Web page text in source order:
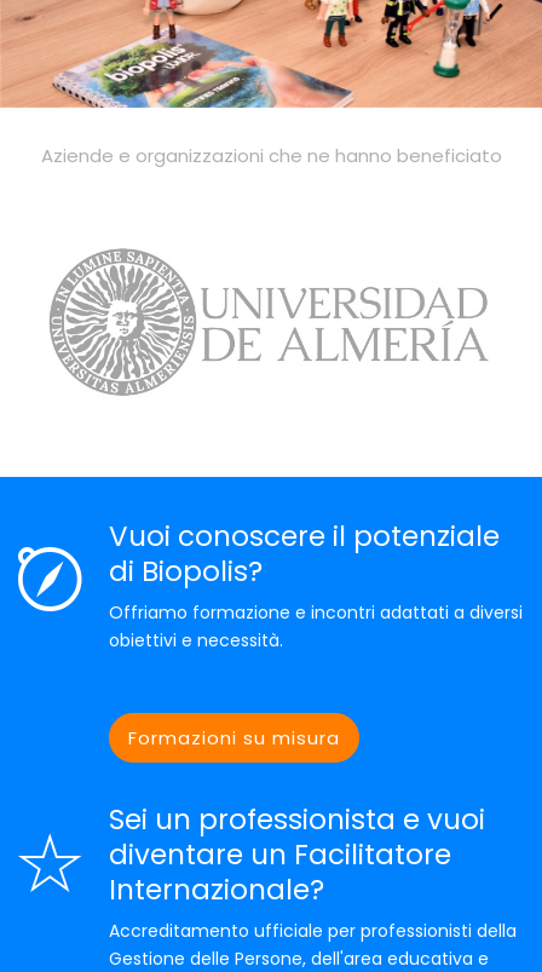
Aziende e organizzazioni che ne hanno beneficiato
Vuoi conoscere il potenziale
di Biopolis?
Offriamo formazione e incontri adattati a diversi
obiettivi e necessità.
Formazioni su misura
Sei un professionista e vuoi
diventare un Facilitatore
Internazionale?
Accreditamento ufficiale per professionisti della
Gestione delle Persone, dell'area educativa e